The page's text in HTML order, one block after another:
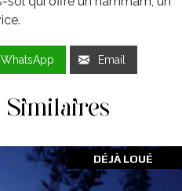
WhatsApp Email
Similaires
DÉJÀ LOUÉ